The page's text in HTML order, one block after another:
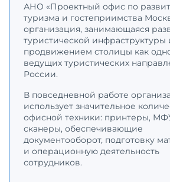
АНО «Проектный офис по
туризма и гостеприимства
организация, занимающаяся
туристической инфраструктуры
продвижением столицы как
ведущих туристических
России.
В повседневной работе
использует значительное
офисной техники: принтеры,
сканеры, обеспечивающие
документооборот, подготовку
и операционную деятельность
сотрудников.